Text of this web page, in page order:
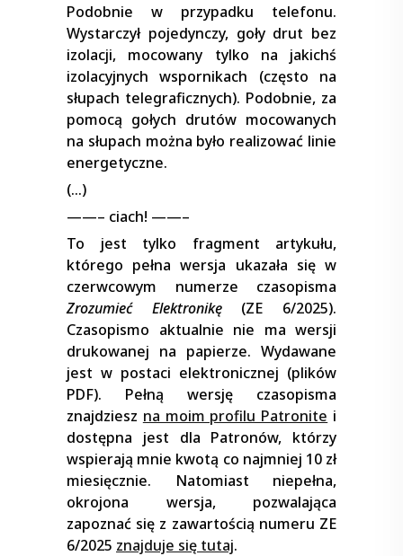
Podobnie w przypadku telefonu.
Wystarczył pojedynczy, goły drut bez
izolacji, mocowany tylko na jakichś
izolacyjnych wspornikach (często na
słupach telegraficznych). Podobnie, za
pomocą gołych drutów mocowanych
na słupach można było realizować linie
energetyczne.
(…)
——– ciach! ——–
To jest tylko fragment artykułu,
którego pełna wersja ukazała się w
czerwcowym numerze czasopisma
Zrozumieć Elektronikę(ZE 6/2025).
Czasopismo aktualnie nie ma wersji
drukowanej na papierze. Wydawane
jest w postaci elektronicznej (plików
PDF). Pełną wersję czasopisma
znajdziesz na moim profilu Patronite i
dostępna jest dla Patronów, którzy
wspierają mnie kwotą co najmniej 10 zł
miesięcznie. Natomiast niepełna,
okrojona wersja, pozwalająca
zapoznać się z zawartością numeru ZE
6/2025 znajduje się tutaj.